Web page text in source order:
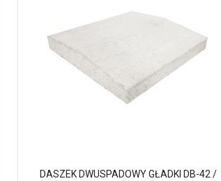
DASZEK DWUSPADOWY GŁADKI DB-42 /